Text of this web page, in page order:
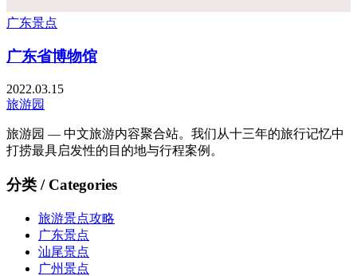
广东景点
广东省博物馆
2022.03.15
旅游园
旅游园 — 中文旅游内容聚合站。我们从十三年的旅行记忆中
打捞最具启发性的目的地与行程案例。
分类 / Categories
旅游景点攻略
广东景点
汕尾景点
广州景点